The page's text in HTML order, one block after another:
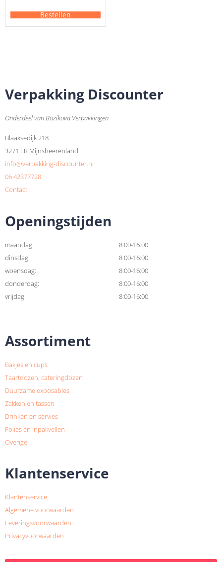
Bestellen
Verpakking Discounter
Onderdeel van Bozikova Verpakkingen
Blaaksedijk 218
3271 LR Mijnsheerenland
info@verpakking-discounter.nl
06 42377728
Contact
Openingstijden
maandag:
8:00-16:00
dinsdag:
8:00-16:00
woensdag:
8:00-16:00
donderdag:
8:00-16:00
vrijdag:
8:00-16:00
Assortiment
Bakjes en cups
Taartdozen, cateringdozen
Duurzame exposables
Zakken en tassen
Drinken en servies
Folies en inpakvellen
Overige
Klantenservice
Klantenservice
Algemene voorwaarden
Leveringsvoorwaarden
Privacyvoorwaarden